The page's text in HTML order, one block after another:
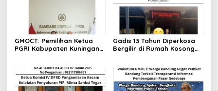
GMOCT: Pemilihan Ketua
PGRI Kabupaten Kuningan
Demokratis dan
Transparan
Gadis 13 Tahun Diperkosa
Bergilir di Rumah Kosong